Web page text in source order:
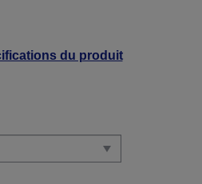
du produit